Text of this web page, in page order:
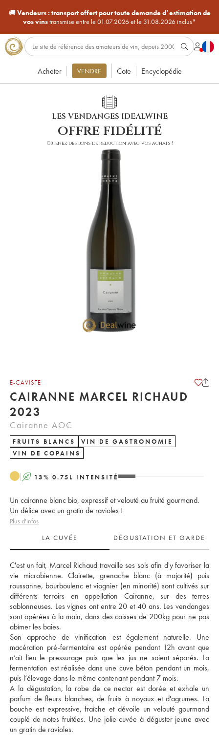
🚚Vendeurs : transport offert pour toute demande d’estimation de
vos vinstransmise entre le 01.07.2026 et le 31.08.2026 inclus*
Acheter VENDRE Cote Encyclopédie
LES VENDANGES IDEALWINE
offre fidélité
Obtenez des bons de réduction avec vos achats !
E-CAVISTE
CAIRANNE MARCEL RICHAUD
2023
Cairanne AOC
FRUITS BLANCS
VIN DE GASTRONOMIE
VIN DE COPAINS
A 13% 0.75 L INTENSITÉ
Un cairanne blanc bio, expressif et velouté au fruité gourmand.
Un délice avec un gratin de ravioles !
Plus d'infos
LA CUVÉE
DÉGUSTATION ET GARDE
C'est un fait, Marcel Richaud travaille ses sols afin d'y favoriser la
vie microbienne. Clairette, grenache blanc (à majorité) puis
roussanne, bourboulenc et viognier (en minorité) sont cultivés sur
différents terroirs en appellation Cairanne, sur des terres
sablonneuses. Les vignes ont entre 20 et 40 ans. Les vendanges
sont opérées à la main, dans des caisses de 200kg pour ne pas
abîmer les baies.
Son approche de vinification est également naturelle. Une
macération pré-fermentaire est opérée pendant 12h avant que
n’ait lieu le pressurage puis que les jus ne soient séparés. La
fermentation est réalisée dans une cuve béton pendant un mois,
puis l’élevage dans le même contenant pendant 7 mois.
A la dégustation, la robe de ce nectar est dorée et exhale un
parfum de fleurs blanches, de fruits à noyaux et d'agrumes. La
bouche est expressive, fraîche et dévoile un velouté gourmand
couplé de notes fruitées. Une jolie cuvée à déguster jeune avec
un gratin de ravioles.